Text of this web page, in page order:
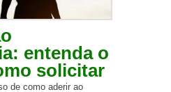
entenda o
solicitar
de como aderir ao